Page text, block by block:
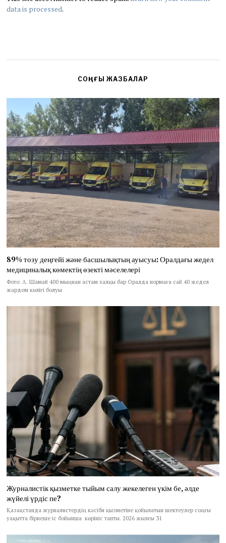
data is processed.
СОҢҒЫ ЖАЗБАЛАР
89% тозу деңгейі және басшылықтың ауысуы: Оралдағы жедел
медициналық көмектің өзекті мәселелері
Фото: А. Шамай 400 мыңнан астам халқы бар Оралда нормаға сай 40 жедел
жәрдем көлігі болуы
Журналистік қызметке тыйым салу жекелеген үкім бе, әлде
жүйелі үрдіс пе?
Қазақстанда журналистердің кәсіби қызметіне қойылатын шектеулер соңғы
уақытта бірнеше іс бойынша көрініс тапты. 2026 жылғы 31